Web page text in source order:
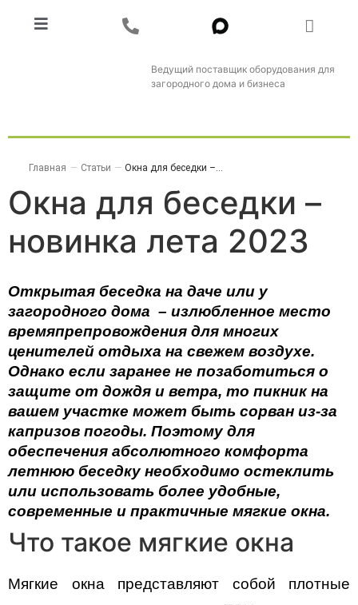
Ведущий поставщик оборудования для
загородного дома и бизнеса
Главная — Статьи — Окна для беседки –...
Окна для беседки –
новинка лета 2023
Открытая беседка на даче или у
загородного дома  – излюбленное место
времяпрепровождения для многих
ценителей отдыха на свежем воздухе.
Однако если заранее не позаботиться о
защите от дождя и ветра, то пикник на
вашем участке может быть сорван из-за
капризов погоды. Поэтому для
обеспечения абсолютного комфорта
летнюю беседку необходимо остеклить
или использовать более удобные,
современные и практичные мягкие окна.
Что такое мягкие окна
Мягкие окна представляют собой плотные